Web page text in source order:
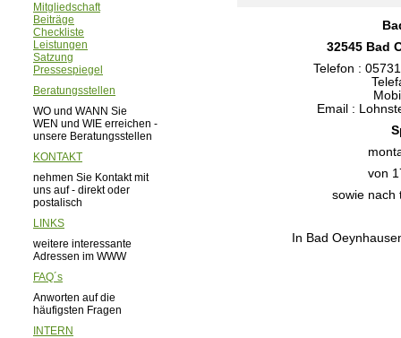
32545 Bad
Telefon :
Email :
von
sowie nach
In Bad
Mitgliedschaft
Beiträge
Checkliste
Leistungen
Satzung
Pressespiegel
Beratungsstellen
WO und WANN Sie
WEN und WIE erreichen -
unsere Beratungsstellen
KONTAKT
nehmen Sie Kontakt mit
uns auf - direkt oder
postalisch
LINKS
weitere interessante
Adressen im WWW
FAQ´s
Anworten auf die
häufigsten Fragen
INTERN